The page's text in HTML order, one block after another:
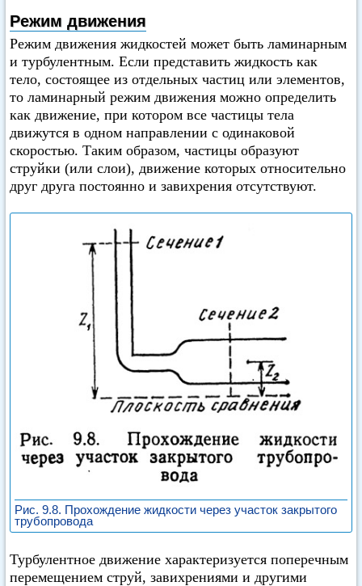
Режим движения
Режим движения жидкостей может быть ламинарным
и турбулентным. Если представить жидкость как
тело, состоящее из отдельных частиц или элементов,
то ламинарный режим движения можно определить
как движение, при котором все частицы тела
движутся в одном направлении с одинаковой
скоростью. Таким образом, частицы образуют
струйки (или слои), движение которых относительно
друг друга постоянно и завихрения отсутствуют.
Рис. 9.8. Прохождение жидкости через участок закрытого
трубопровода
Турбулентное движение характеризуется поперечным
перемещением струй, завихрениями и другими